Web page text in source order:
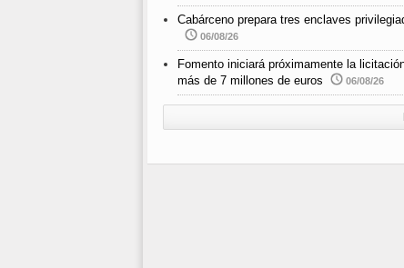
Cabárceno prepara tres enclaves
06/08/26
Fomento iniciará próximamente la
más de 7 millones de euros
06/08/26